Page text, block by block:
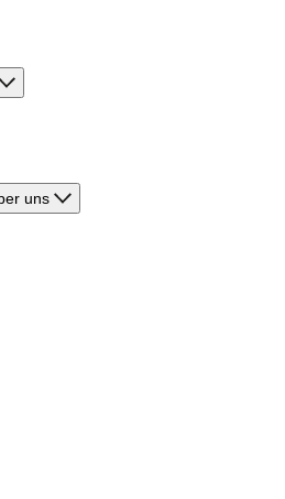
uns